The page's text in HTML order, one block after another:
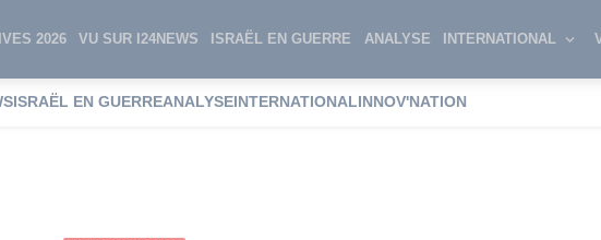
2026 VU SUR I24NEWS ISRAËL EN GUERRE ANALYSE INTERNATIONAL
ISRAËL EN GUERREANALYSEINTERNATIONALINNOV'NATION